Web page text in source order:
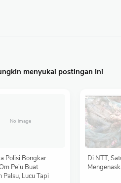
menyukai postingan ini
Polisi Bongkar
Pe'u Buat
Palsu, Lucu Tapi
Di NTT,